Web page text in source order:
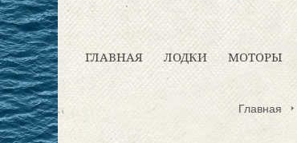
ГЛАВНАЯ ЛОДКИ МОТОРЫ
Главная